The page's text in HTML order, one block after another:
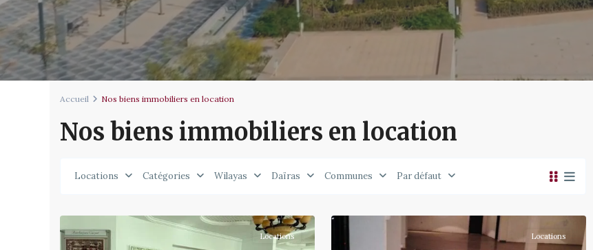
Accueil Nos biens immobiliers en location
Nos biens immobiliers en location
Locations Catégories Wilayas Daïras Communes Par défaut
Locations Locations